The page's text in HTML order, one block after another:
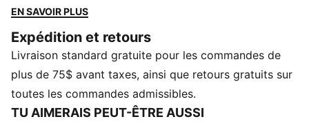
des Pokémon, avec des éléments Pokémon qui vous
mystérieuse de Noctali ou les ondes électrisantes de
Pichu, il y quelque chose pour tous les petits
dresseurs.
CARACTÉRISTIQUES ET AVANTAGES
DÉTAILS
EN SAVOIR PLUS
Expédition et retours
Livraison standard gratuite pour les commandes de
plus de 75$ avant taxes, ainsi que retours gratuits sur
toutes les commandes admissibles.
TU AIMERAIS PEUT-ÊTRE AUSSI